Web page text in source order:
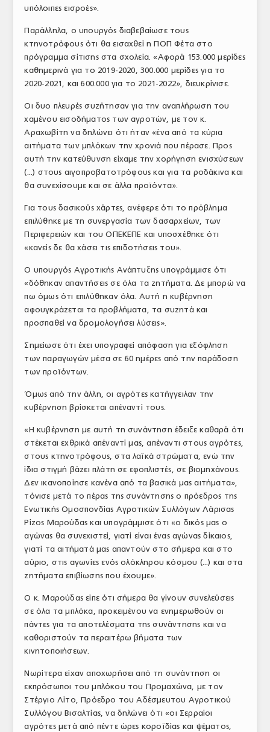
ΣΥΝΕΔΡΙΟ ΚΡΕΑΤΟΣ
υπόλοιπες εισροές».
Παράλληλα, ο υπουργός διαβεβαίωσε τους
κτηνοτρόφους ότι θα εισαχθεί η ΠΟΠ Φέτα στο
πρόγραμμα σίτισης στα σχολεία. «Αφορά 153.000 μερίδες
καθημερινά για το 2019-2020, 300.000 μερίδες για το
2020-2021, και 600.000 για το 2021-2022», διευκρίνισε.
Οι δυο πλευρές συζήτησαν για την αναπλήρωση του
χαμένου εισοδήματος των αγροτών, με τον κ.
Αραχωβίτη να δηλώνει ότι ήταν «ένα από τα κύρια
αιτήματα των μπλόκων την χρονιά που πέρασε. Προς
αυτή την κατεύθυνση είχαμε την χορήγηση ενισχύσεων
(...) στους αιγοπροβατοτρόφους και για τα ροδάκινα και
θα συνεχίσουμε και σε άλλα προϊόντα».
Για τους δασικούς χάρτες, ανέφερε ότι το πρόβλημα
επιλύθηκε με τη συνεργασία των δασαρχείων, των
Περιφερειών και του ΟΠΕΚΕΠΕ και υποσχέθηκε ότι
«κανείς δε θα χάσει τις επιδοτήσεις του».
Ο υπουργός Αγροτικής Ανάπτυξης υπογράμμισε ότι
«δόθηκαν απαντήσεις σε όλα τα ζητήματα. Δε μπορώ να
πω όμως ότι επιλύθηκαν όλα. Αυτή η κυβέρνηση
αφουγκράζεται τα προβλήματα, τα συζητά και
προσπαθεί να δρομολογήσει λύσεις».
Σημείωσε ότι έχει υπογραφεί απόφαση για εξόφληση
των παραγωγών μέσα σε 60 ημέρες από την παράδοση
των προϊόντων.
Όμως από την άλλη, οι αγρότες κατήγγειλαν την
κυβέρνηση βρίσκεται απέναντί τους.
«Η κυβέρνηση με αυτή τη συνάντηση έδειξε καθαρά ότι
στέκεται εχθρικά απέναντί μας, απέναντι στους αγρότες,
στους κτηνοτρόφους, στα λαϊκά στρώματα, ενώ την
ίδια στιγμή βάζει πλάτη σε εφοπλιστές, σε βιομηχάνους.
Δεν ικανοποίησε κανένα από τα βασικά μας αιτήματα»,
τόνισε μετά το πέρας της συνάντησης ο πρόεδρος της
Ενωτικής Ομοσπονδίας Αγροτικών Συλλόγων Λάρισας
Ρίζος Μαρούδας και υπογράμμισε ότι «ο δικός μας ο
αγώνας θα συνεχιστεί, γιατί είναι ένας αγώνας δίκαιος,
γιατί τα αιτήματά μας απαντούν στο σήμερα και στο
αύριο, στις αγωνίες ενός ολόκληρου κόσμου (...) και στα
ζητήματα επιβίωσης που έχουμε».
Ο κ. Μαρούδας είπε ότι σήμερα θα γίνουν συνελεύσεις
σε όλα τα μπλόκα, προκειμένου να ενημερωθούν οι
πάντες για τα αποτελέσματα της συνάντησης και να
καθοριστούν τα περαιτέρω βήματα των
κινητοποιήσεων.
Νωρίτερα είχαν αποχωρήσει από τη συνάντηση οι
εκπρόσωποι του μπλόκου του Προμαχώνα, με τον
Στέργιο Λίτο, Πρόεδρο του Αδέσμευτου Αγροτικού
Συλλόγου Βισαλτίας, να δηλώνει ότι «οι Σερραίοι
αγρότες μετά από πέντε ώρες κοροϊδίας και ψέματος,